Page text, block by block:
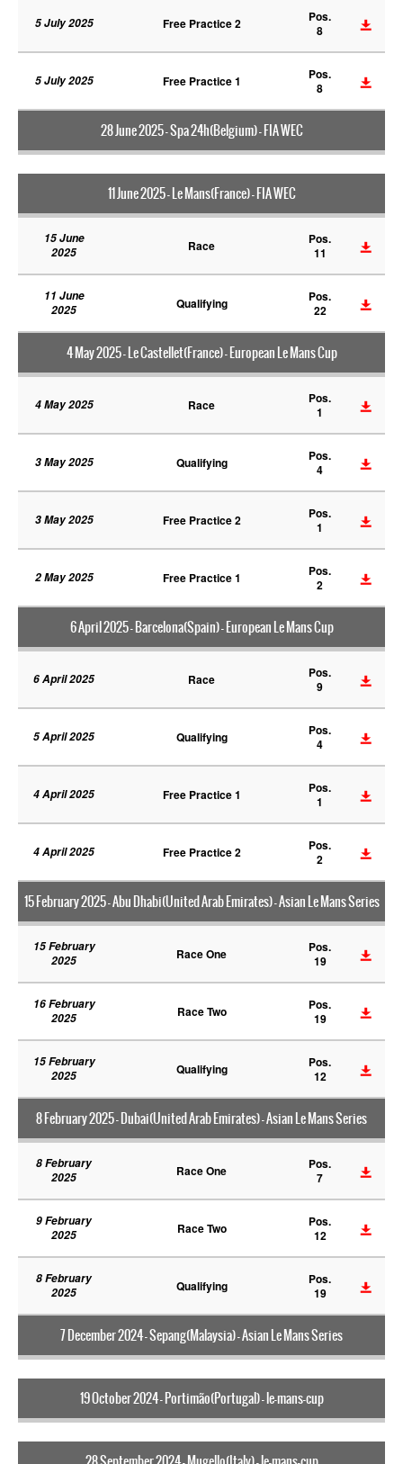
5 July 2025 Free Practice 2
Pos.
8
5 July 2025 Free Practice 1
Pos.
8
28 June 2025 - Spa 24h(Belgium) - FIA WEC
11 June 2025 - Le Mans(France) - FIA WEC
15 June
2025
Race
Pos.
11
11 June
2025
Qualifying
Pos.
22
4 May 2025 - Le Castellet(France) - European Le Mans Cup
4 May 2025 Race
Pos.
1
3 May 2025 Qualifying
Pos.
4
3 May 2025 Free Practice 2
Pos.
1
2 May 2025 Free Practice 1
Pos.
2
6 April 2025 - Barcelona(Spain) - European Le Mans Cup
6 April 2025 Race
Pos.
9
5 April 2025 Qualifying
Pos.
4
4 April 2025 Free Practice 1
Pos.
1
4 April 2025 Free Practice 2
Pos.
2
15 February 2025 - Abu Dhabi(United Arab Emirates) - Asian Le Mans Series
15 February
2025
Race One
Pos.
19
16 February
2025
Race Two
Pos.
19
15 February
2025
Qualifying
Pos.
12
8 February 2025 - Dubai(United Arab Emirates) - Asian Le Mans Series
8 February
2025
Race One
Pos.
7
9 February
2025
Race Two
Pos.
12
8 February
2025
Qualifying
Pos.
19
7 December 2024 - Sepang(Malaysia) - Asian Le Mans Series
19 October 2024 - Portimão(Portugal) - le-mans-cup